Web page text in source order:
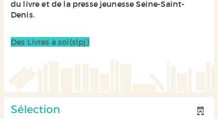
du livre et de la presse jeunesse Seine-Saint-
Denis.
Des Livres à soi(slpj)
Sélection